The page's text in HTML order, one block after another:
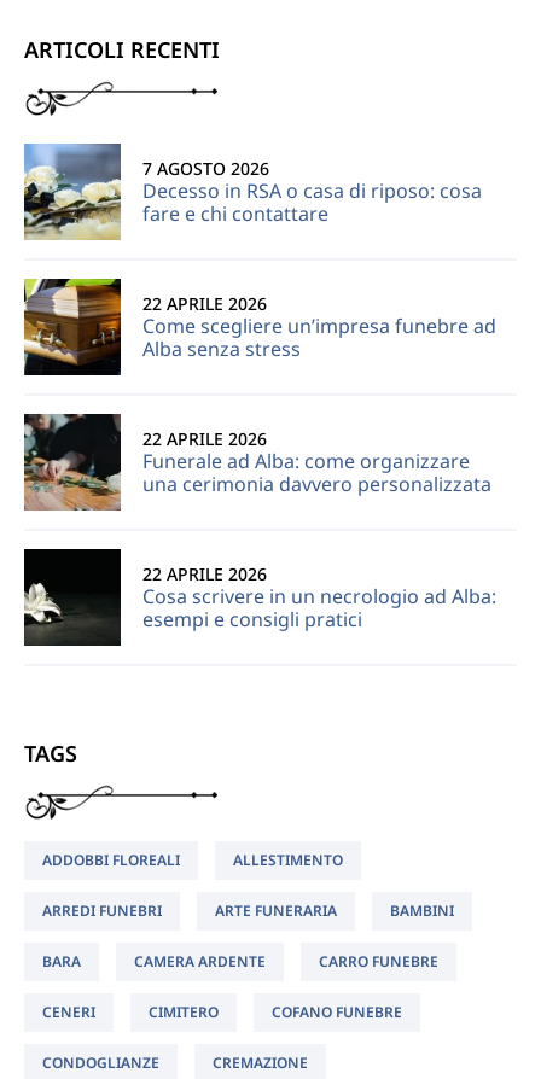
ARTICOLI RECENTI
Decesso in RSA o casa di riposo: cosa
fare e chi contattare
7 AGOSTO 2026
Come scegliere un’impresa funebre ad
Alba senza stress
22 APRILE 2026
Funerale ad Alba: come organizzare
una cerimonia davvero personalizzata
22 APRILE 2026
Cosa scrivere in un necrologio ad Alba:
esempi e consigli pratici
22 APRILE 2026
TAGS
ADDOBBI FLOREALI ALLESTIMENTO
ARREDI FUNEBRI ARTE FUNERARIA BAMBINI
BARA CAMERA ARDENTE CARRO FUNEBRE
CENERI CIMITERO COFANO FUNEBRE
CONDOGLIANZE CREMAZIONE